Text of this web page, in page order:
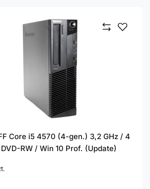
Core i5 4570 (4-gen.) 3,2 GHz / 4
RW / Win 10 Prof. (Update)